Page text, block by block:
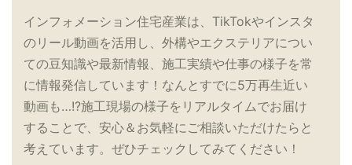
インフォメーション住宅産業は、TikTokやインスタ
のリール動画を活用し、外構やエクステリアについ
ての豆知識や最新情報、施工実績や仕事の様子を常
に情報発信しています！なんとすでに5万再生近い
動画も…!?施工現場の様子をリアルタイムでお届け
することで、安心＆お気軽にご相談いただけたらと
考えています。ぜひチェックしてみてください！